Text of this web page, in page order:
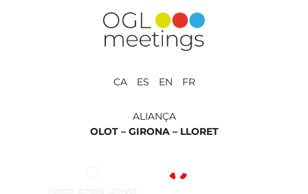
CA ES EN FR
ALIANÇA
OLOT – GIRONA – LLORET